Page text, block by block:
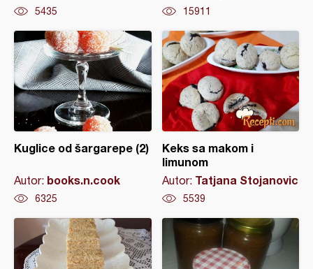
5435 15911
Kuglice od šargarepe (2)
Autor: books.n.cook
6325
Keks sa makom i
limunom
Autor: Tatjana Stojanovic
5539